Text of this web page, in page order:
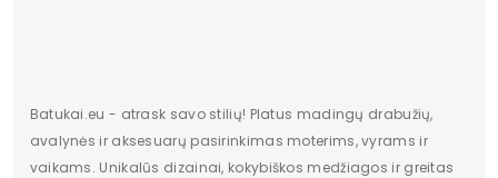
Batukai.eu - atrask savo stilių! Platus madingų drabužių,
avalynės ir aksesuarų pasirinkimas moterims, vyrams ir
vaikams. Unikalūs dizainai, kokybiškos medžiagos ir greitas